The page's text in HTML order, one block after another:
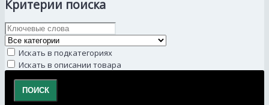
Критерии поиска
Искать в подкатегориях
Искать в описании товара